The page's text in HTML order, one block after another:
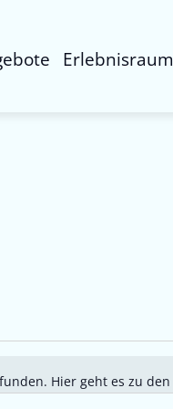
Erlebnisraum
Hinweis
Hier geht es zu den